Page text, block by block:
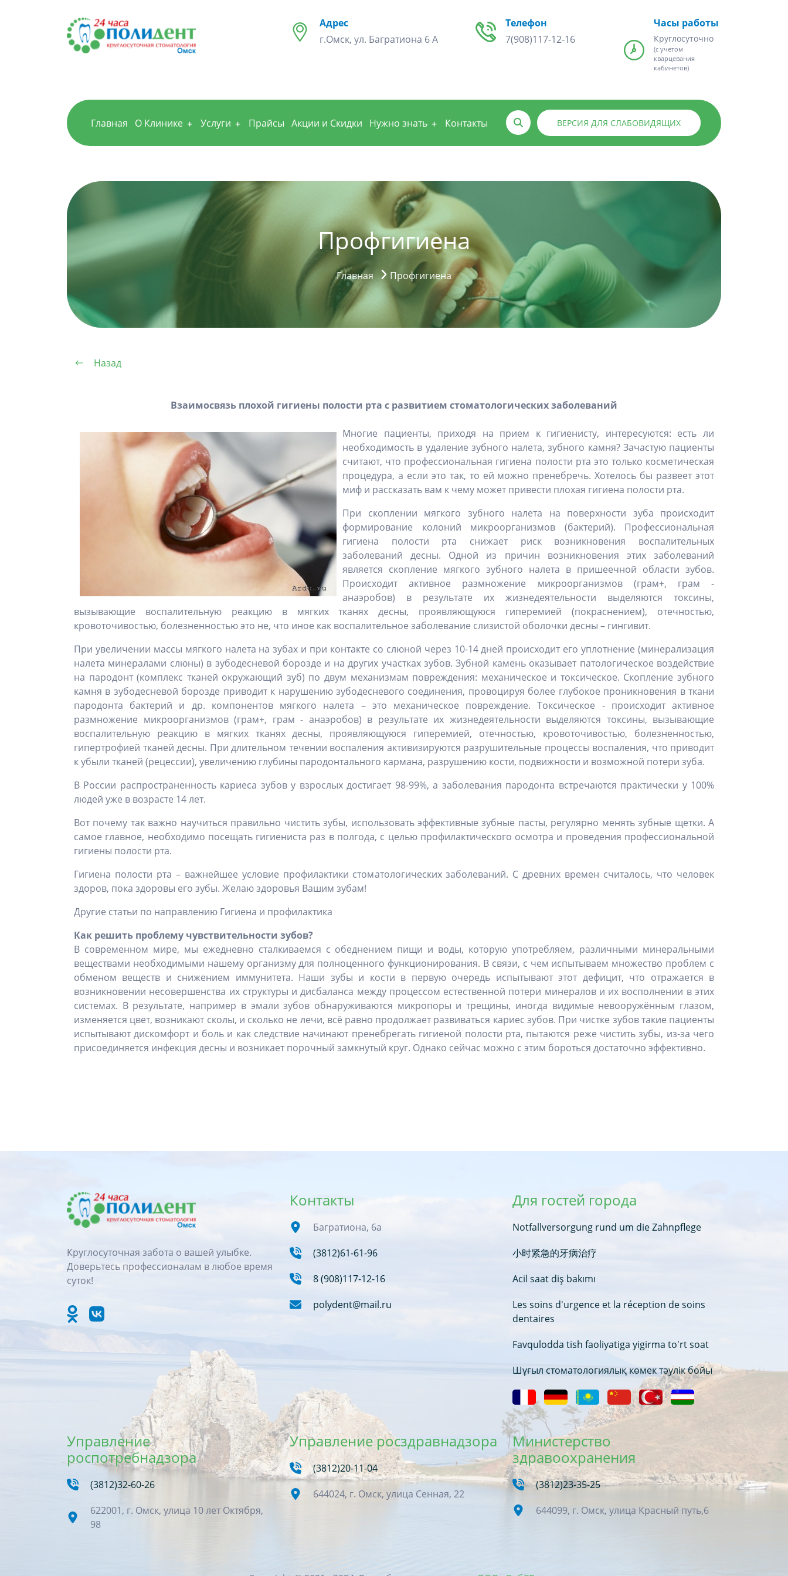
Адрес
г.Омск, ул. Багратиона 6 А
Телефон
7(908)117-12-16
Часы работы
Круглосуточно
(с учетом
кварцевания
кабинетов)
Главная О Клинике Услуги Прайсы Акции и Скидки Нужно знать Контакты ВЕРСИЯ ДЛЯ СЛАБОВИДЯЩИХ
Профгигиена
Главная Профгигиена
Назад
Взаимосвязь плохой гигиены полости рта с развитием стоматологических заболеваний
Многие пациенты, приходя на прием к гигиенисту, интересуются: есть ли
необходимость в удаление зубного налета, зубного камня? Зачастую пациенты
считают, что профессиональная гигиена полости рта это только косметическая
процедура, а если это так, то ей можно пренебречь. Хотелось бы развеет этот
миф и рассказать вам к чему может привести плохая гигиена полости рта.
При скоплении мягкого зубного налета на поверхности зуба происходит
формирование колоний микроорганизмов (бактерий). Профессиональная
гигиена полости рта снижает риск возникновения воспалительных
заболеваний десны. Одной из причин возникновения этих заболеваний
является скопление мягкого зубного налета в пришеечной области зубов.
Происходит активное размножение микроорганизмов (грам+, грам -
анаэробов) в результате их жизнедеятельности выделяются токсины,
вызывающие воспалительную реакцию в мягких тканях десны, проявляющуюся гиперемией (покраснением), отечностью,
кровоточивостью, болезненностью это не, что иное как воспалительное заболевание слизистой оболочки десны – гингивит.
При увеличении массы мягкого налета на зубах и при контакте со слюной через 10-14 дней происходит его уплотнение (минерализация
налета минералами слюны) в зубодесневой борозде и на других участках зубов. Зубной камень оказывает патологическое воздействие
на пародонт (комплекс тканей окружающий зуб) по двум механизмам повреждения: механическое и токсическое. Скопление зубного
камня в зубодесневой борозде приводит к нарушению зубодесневого соединения, провоцируя более глубокое проникновения в ткани
пародонта бактерий и др. компонентов мягкого налета – это механическое повреждение. Токсическое - происходит активное
размножение микроорганизмов (грам+, грам - анаэробов) в результате их жизнедеятельности выделяются токсины, вызывающие
воспалительную реакцию в мягких тканях десны, проявляющуюся гиперемией, отечностью, кровоточивостью, болезненностью,
гипертрофией тканей десны. При длительном течении воспаления активизируются разрушительные процессы воспаления, что приводит
к убыли тканей (рецессии), увеличению глубины пародонтального кармана, разрушению кости, подвижности и возможной потери зуба.
В России распространенность кариеса зубов у взрослых достигает 98-99%, а заболевания пародонта встречаются практически у 100%
людей уже в возрасте 14 лет.
Вот почему так важно научиться правильно чистить зубы, использовать эффективные зубные пасты, регулярно менять зубные щетки. А
самое главное, необходимо посещать гигиениста раз в полгода, с целью профилактического осмотра и проведения профессиональной
гигиены полости рта.
Гигиена полости рта – важнейшее условие профилактики стоматологических заболеваний. С древних времен считалось, что человек
здоров, пока здоровы его зубы. Желаю здоровья Вашим зубам!
Другие статьи по направлению Гигиена и профилактика
Как решить проблему чувствительности зубов?
В современном мире, мы ежедневно сталкиваемся с обеднением пищи и воды, которую употребляем, различными минеральными
веществами необходимыми нашему организму для полноценного функционирования. В связи, с чем испытываем множество проблем с
обменом веществ и снижением иммунитета. Наши зубы и кости в первую очередь испытывают этот дефицит, что отражается в
возникновении несовершенства их структуры и дисбаланса между процессом естественной потери минералов и их восполнении в этих
системах. В результате, например в эмали зубов обнаруживаются микропоры и трещины, иногда видимые невооружённым глазом,
изменяется цвет, возникают сколы, и сколько не лечи, всё равно продолжает развиваться кариес зубов. При чистке зубов такие пациенты
испытывают дискомфорт и боль и как следствие начинают пренебрегать гигиеной полости рта, пытаются реже чистить зубы, из-за чего
присоединяется инфекция десны и возникает порочный замкнутый круг. Однако сейчас можно с этим бороться достаточно эффективно.
Круглосуточная забота о вашей улыбке.
Доверьтесь профессионалам в любое время
суток!
Контакты
Багратиона, 6а
(3812)61-61-96
8 (908)117-12-16
polydent@mail.ru
Для гостей города
Notfallversorgung rund um die Zahnpflege
小时紧急的牙病治疗
Acil saat diş bakımı
Les soins d'urgence et la réception de soins
dentaires
Favqulodda tish faoliyatiga yigirma to'rt soat
Шұғыл стоматологиялық көмек тәулік бойы
Управление
роспотребнадзора
(3812)32-60-26
622001, г. Омск, улица 10 лет Октября,
98
Управление росздравнадзора
(3812)20-11-04
644024, г. Омск, улица Сенная, 22
Министерство
здравоохранения
(3812)23-35-25
644099, г. Омск, улица Красный путь,6